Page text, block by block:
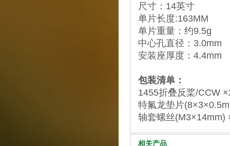
尺寸：14英寸
单片长度:163MM
单片重量：约9.5g
中心孔直径：3.0mm
安装座厚度：4.4mm
包装清单：
1455折叠反桨/CCW
特氟龙垫片
轴套螺丝(M3×14mm)
相关产品